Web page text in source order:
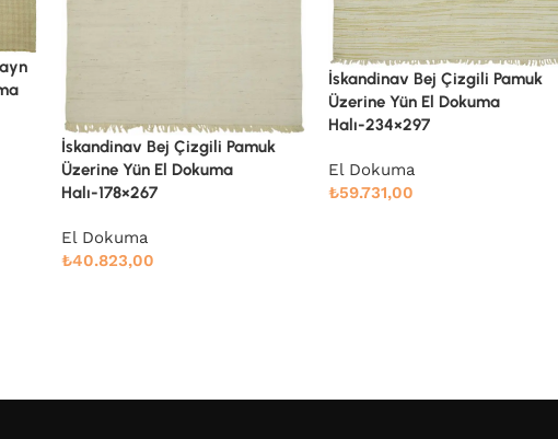
İskandinav Bej Çizgili Pamuk
Üzerine Yün El Dokuma
Halı-234×297
El Dokuma
₺59.731,00
İskandinav Bej Çizgili Pamuk
Üzerine Yün El Dokuma
Halı-237×288
El Dokuma
₺58.700,00